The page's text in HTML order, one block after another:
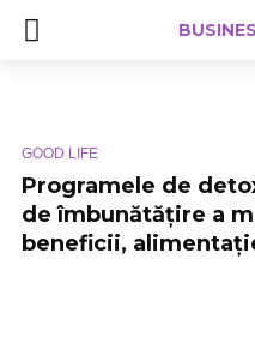
GOOD LIFE
Programele de
de îmbunătățire a
beneficii,